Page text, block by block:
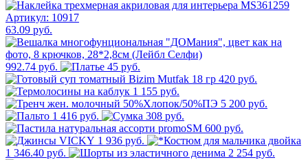
63.09 руб.
992.74 руб.
45 руб.
420 руб.
1 155 руб.
5 200 руб.
1 416 руб.
308 руб.
600 руб.
1 936 руб.
1 346.40 руб.
2 254 руб.